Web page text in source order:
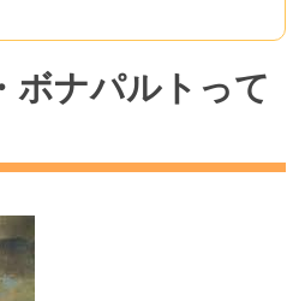
ボナパルトって